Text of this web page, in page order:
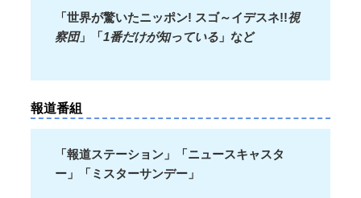
「世界が驚いたニッポン! スゴ～イデスネ!!視
察団」「1番だけが知っている」など
報道番組
「報道ステーション」「ニュースキャスタ
ー」「ミスターサンデー」